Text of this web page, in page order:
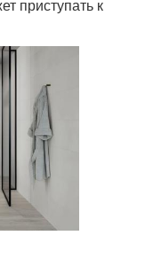
приступать к